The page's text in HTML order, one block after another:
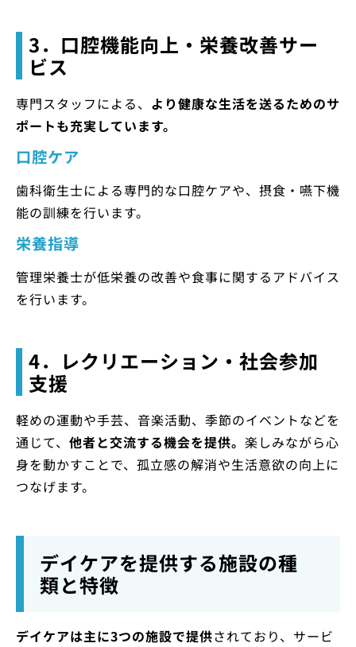
3．口腔機能向上・栄養改善サー
ビス
専門スタッフによる、 より健康な生活を送るためのサ
ポートも充実しています。
口腔ケア
歯科衛生士による専門的な口腔ケアや、摂食・嚥下機
能の訓練を行います。
栄養指導
管理栄養士が低栄養の改善や食事に関するアドバイス
を行います。
4．レクリエーション・社会参加
支援
軽めの運動や手芸、音楽活動、季節のイベントなどを
通じて、 他者と交流する機会を提供。 楽しみながら心
身を動かすことで、孤立感の解消や生活意欲の向上に
つなげます。
デイケアを提供する施設の種
類と特徴
デイケアは主に3つの施設で提供されており、サービ